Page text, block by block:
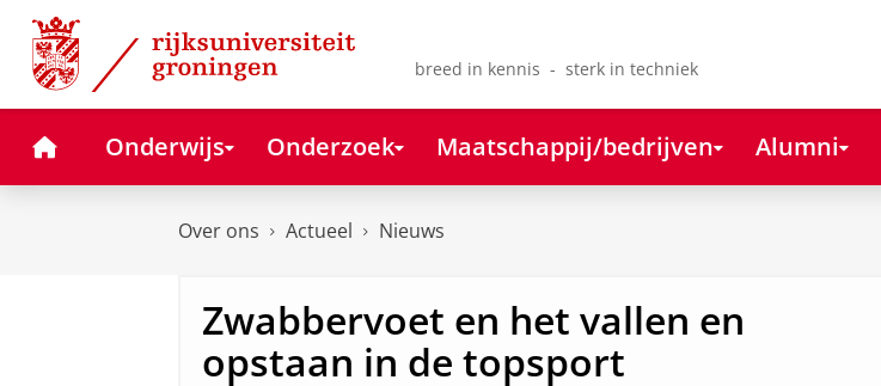
Skip
Content
Skip
Navigation
breed in kennis - sterk in techniek
HomeOnderwijs Onderzoek Maatschappij/bedrijven Alumni
Over ons Actueel Nieuws
Zwabbervoet en het vallen en
opstaan in de topsport